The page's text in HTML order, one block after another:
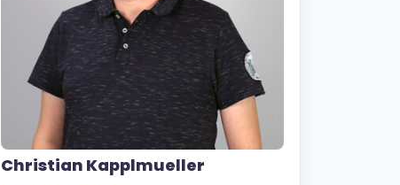
Christian Kapplmueller